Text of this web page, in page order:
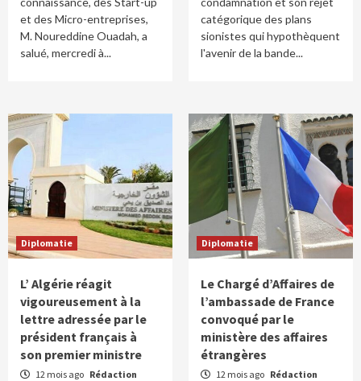
et des Micro-entreprises,
M. Noureddine Ouadah, a
salué, mercredi à...
catégorique des plans
sionistes qui hypothèquent
l'avenir de la bande...
Diplomatie
L’ Algérie réagit
vigoureusement à la
lettre adressée par le
président français à
son premier ministre
12 mois ago Rédaction
Diplomatie
Le Chargé d’Affaires de
l’ambassade de France
convoqué par le
ministère des affaires
étrangères
12 mois ago Rédaction